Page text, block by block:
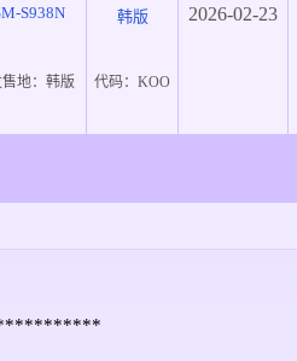
S938N 韩版 2026-02-23
售地：韩版 代码：KOO
************